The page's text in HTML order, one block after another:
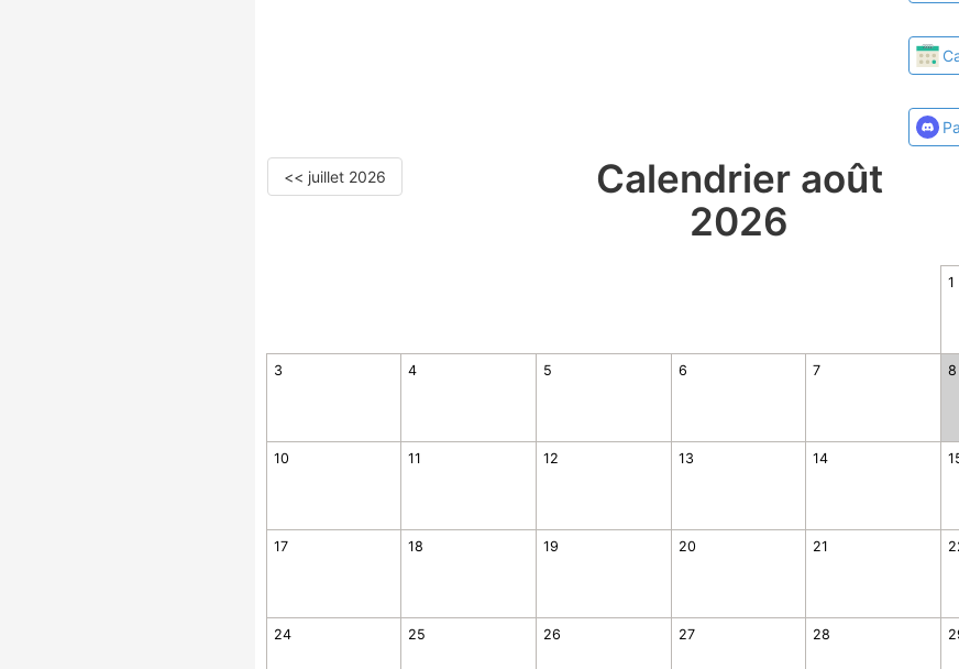
Calendrier août
2026
<< juillet 2026
1
3 4 5 6 7 8
10 11 12 13 14
17 18 19 20 21
24 25 26 27 28